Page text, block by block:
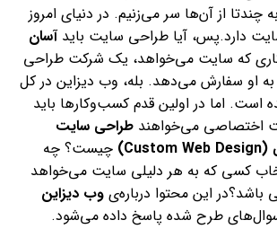
چندتا از آن‌ها سر می‌زنیم. در دنیای امروز
دارد.پس، آیا طراحی سایت بایدآسان
که سایت می‌خواهد، یک شرکت طراحی
او سفارش می‌دهد. بله، وب دیزاین در کل
است. اما در اولین قدم کسب‌وکارها باید
اختصاصی می‌خواهند طراحی سایت
(
Custom Web Design
) چیست؟ چه
کسی که به هر دلیلی سایت می‌خواهد
باشد؟در این محتوا درباره‌ی وب دیزاین
طرح شده پاسخ داده می‌شود.